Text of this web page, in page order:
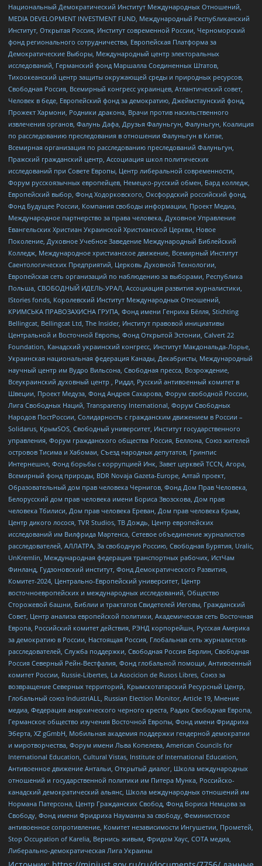
Национальный Демократический Институт Международных Отношений,
MEDIA DEVELOPMENT INVESTMENT FUND, Международный Республиканский
Институт, Открытая Россия, Институт современной России, Черноморский
фонд регионального сотрудничества, Европейская Платформа за
Демократические Выборы, Международный центр электоральных
исследований, Германский фонд Маршалла Соединенных Штатов,
Тихоокеанский центр защиты окружающей среды и природных ресурсов,
Свободная Россия, Всемирный конгресс украинцев, Атлантический совет,
Человек в беде, Европейский фонд за демократию, Джеймстаунский фонд,
Прожект Хармони, Родники дракона, Врачи против насильственного
извлечения органов, Фалунь Дафа, Друзья Фалуньгун, Фалуньгун, Коалиция
по расследованию преследования в отношении Фалуньгун в Китае,
Всемирная организация по расследованию преследований Фалуньгун,
Пражский гражданский центр, Ассоциация школ политических
исследований при Совете Европы, Центр либеральной современности,
Форум русскоязычных европейцев, Немецко-русский обмен, Бард колледж,
Европейский выбор, Фонд Ходорковского, Оксфордский российский фонд,
Фонд Будущее России, Компания свободы информации, Проект Медиа,
Международное партнерство за права человека, Духовное Управление
Евангельских Христиан Украинской Христианской Церкви, Новое
Поколение, Духовное Учебное Заведение Международный Библейский
Колледж, Международное христианское движение, Всемирный Институт
Саентологических Предприятий, Церковь Духовной Технологии,
Европейская сеть организаций по наблюдению за выборами, Республика
Польша, СВОБОДНЫЙ ИДЕЛЬ-УРАЛ, Ассоциация развития журналистики,
IStories fonds, Королевский Институт Международных Отношений,
КРИМСЬКА ПРАВОЗАХИСНА ГРУПА, Фонд имени Генриха Бёлля, Stichting
Bellingcat, Bellingcat Ltd, The Insider, Институт правовой инициативы
Центральной и Восточной Европы, Фонд Открытой Эстонии, Calvert 22
Foundation, Канадский украинский конгресс, Институт Макдональда-Лорье,
Украинская национальная федерация Канады, Декабристы, Международный
научный центр им Вудро Вильсона, Свободная пресса, Возрождение,
Всеукраинский духовный центр , Риддл, Русский антивоенный комитет в
Швеции, Проект Медуза, Фонд Андрея Сахарова, Форум свободной России,
Лига Свободных Наций, Transparеncy International, Форум Свободных
Народов ПостРоссии, Солидарность с гражданским движением в России –
Solidarus, КрымSOS, Свободный университет, Институт государственного
управления, Форум гражданского общества Россия, Беллона, Союз жителей
островов Тисима и Хабомаи, Съезд народных депутатов, Гринпис
Интернешнл, Фонд борьбы с коррупцией Инк, Завет церквей TCCN, Агора,
Всемирный фонд природы, BDR Novaja Gazeta-Europe, Алтай проект,
Образовательный дом прав человека Чернигов, Фонд Дом Прав Человека,
Белорусский дом прав человека имени Бориса Звозскова, Дом прав
человека Тбилиси, Дом прав человека Ереван, Дом прав человека Крым,
Центр дикого лосося, TVR Studios, ТВ Дождь, Центр европейских
исследований им Вилфрида Мартенса, Сетевое объединение журналистов
расследователей, АЛЛАТРА, За свободную Россию, Свободная Бурятия, Uralic,
UnKremlin, Международная федерация транспортных рабочих, ИстЧам
Финланд, Гудзоновский институт, Фонд Демократического Развития,
Комитет-2024, Центрально-Европейский университет, Центр
восточноевропейских и международных исследований, Общество
Сторожевой башни, Библии и трактатов Свидетелей Иеговы, Гражданский
Совет, Центр анализа европейской политики, Академическая сеть Восточная
Европа, Российский комитет действия, РЭНД корпорейшн, Русская Америка
за демократию в России, Настоящая Россия, Глобальная сеть журналистов-
расследователей, Служба поддержки, Свободная Россия Берлин, Свободная
Россия Северный Рейн-Вестфалия, Фонд глобальной помощи, Антивоенный
комитет России, Russie-Libertes, La Asocicion de Rusos Libres, Союз за
возвращение Северных территорий, Крымскотатарский Ресурсный Центр,
Глобальный союз IndustriALL, Russian Election Monitor, Article 19, Мнение
медиа, Федерация анархического черного креста, Радио Свободная Европа,
Германское общество изучения Восточной Европы, Фонд имени Фридриха
Эберта, XZ gGmbH, Мобильная академия поддержки гендерной демократии
и миротворчества, Форум имени Льва Копелева, American Councils for
International Education, Cultural Vistas, Institute of International Education,
Антивоенное движение Антальи, Открытый диалог, Школа международных
отношений и государственной политики им Питера Мунка, Российско-
канадский демократический альянс, Школа международных отношений им
Нормана Патерсона, Центр Гражданских Свобод, Фонд Бориса Немцова за
Свободу, Фонд имени Фридриха Науманна за свободу, Феминистское
антивоенное сопротивление, Комитет независимости Ингушетии, Прометей,
Stop Occupation of Karelia, Вернись живым, Фридом Хаус, СОТА медиа,
Либерально-демократическая Лига Украины